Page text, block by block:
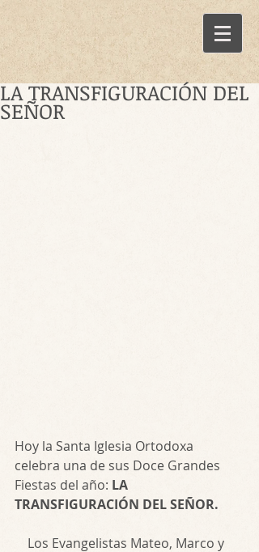
LA TRANSFIGURACIÓN DEL
SEÑOR
Hoy la Santa Iglesia Ortodoxa
celebra una de sus Doce Grandes
Fiestas del año: LA
TRANSFIGURACIÓN DEL SEÑOR.